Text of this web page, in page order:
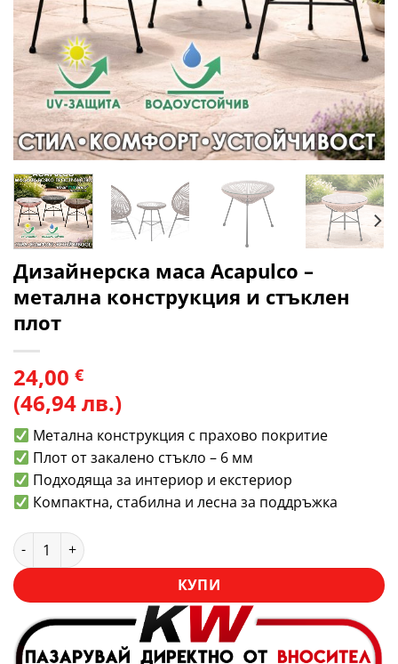
Дизайнерска маса Acapulco –
метална конструкция и стъклен
плот
24,00 €
(46,94 лв.)
Метална конструкция с прахово покритие
Плот от закалено стъкло – 6 мм
Подходяща за интериор и екстериор
Компактна, стабилна и лесна за поддръжка
количество за Дизайнерска маса Acapulco – метална
КУПИ